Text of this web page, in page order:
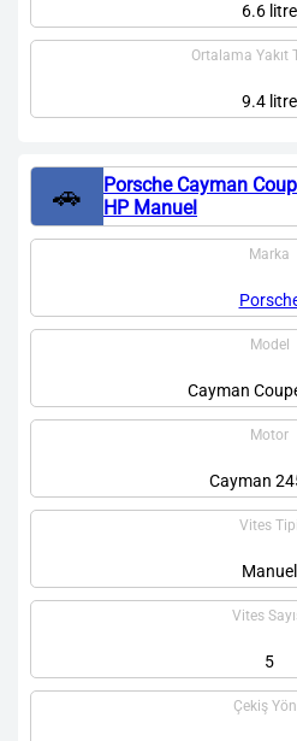
6.6 litre
Ortalama Yakıt
9.4 litre
🚗
Porsche Cayman
HP Manuel
Marka
Model
Cayman
Motor
Cayman
Vites Tipi
Manuel
Vites
5
Çekiş